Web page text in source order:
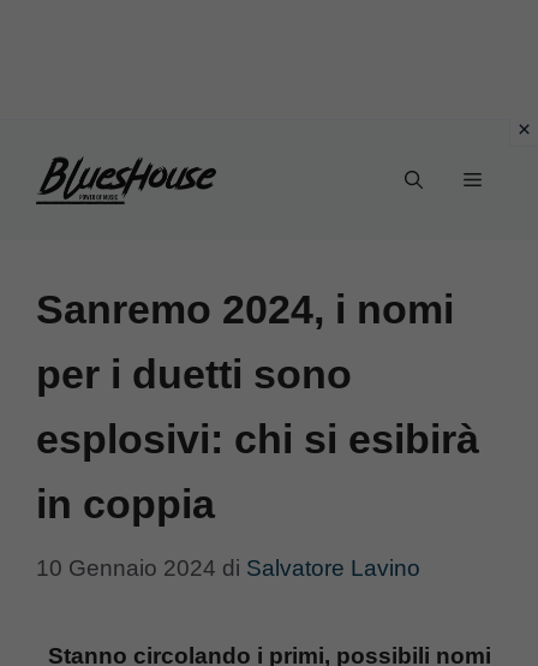
Menu
Sanremo 2024, i nomi
per i duetti sono
esplosivi: chi si esibirà
in coppia
10 Gennaio 2024 di Salvatore Lavino
Stanno circolando i primi, possibili nomi